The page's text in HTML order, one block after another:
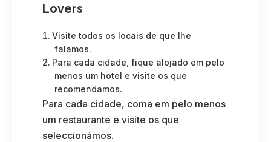
Lovers
Visite todos os locais de que lhe
falamos.
Para cada cidade, fique alojado em pelo
menos um hotel e visite os que
recomendamos.
Para cada cidade, coma em pelo menos
um restaurante e visite os que
seleccionámos.